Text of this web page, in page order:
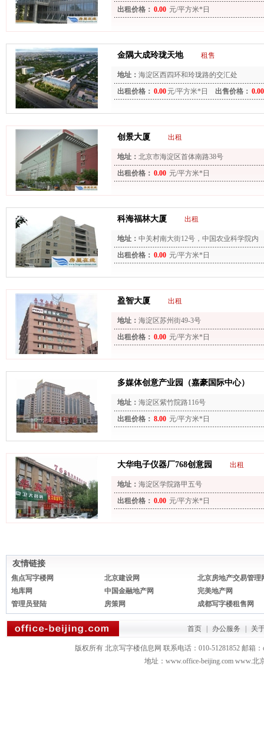
出租价格： 0.00 元/平方米*日
金隅大成玲珑天地 租售
地址： 海淀区西四环和玲珑路的交汇处
出租价格： 0.00 元/平方米*日 出售价格： 0.00
创景大厦 出租
地址： 北京市海淀区首体南路38号
出租价格： 0.00 元/平方米*日
科海福林大厦 出租
地址： 中关村南大街12号，中国农业科学院内
出租价格： 0.00 元/平方米*日
盈智大厦 出租
地址： 海淀区苏州街49-3号
出租价格： 0.00 元/平方米*日
多媒体创意产业园（嘉豪国际中心）
地址： 海淀区紫竹院路116号
出租价格： 8.00 元/平方米*日
大华电子仪器厂768创意园 出租
地址： 海淀区学院路甲五号
出租价格： 0.00 元/平方米*日
友情链接
焦点写字楼网 北京建设网
北京房地产交易管理
地库网
中国金融地产网
完美地产网
管理员登陆
房策网 成都写字楼租售网
首页 办公服务 关
版权所有 北京写字楼信息网 联系电话：010-51281852 邮箱：
地址：www.office-beijing.com www.